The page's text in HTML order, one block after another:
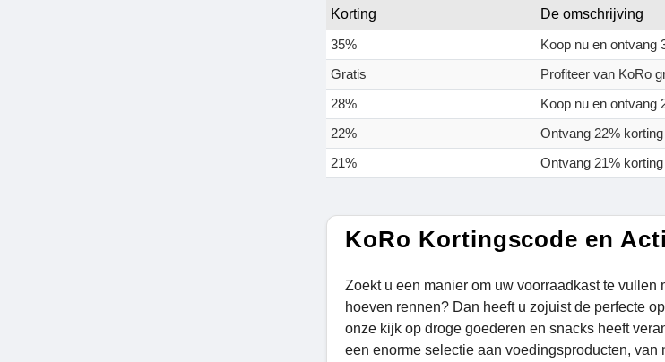
Korting De omschrijving
35%
Koop nu en ontvang
Gratis
Profiteer van KoRo
28%
Koop nu en ontvang
22%
Ontvang 22%
21%
Ontvang 21%
KoRo Kortingscode en
Zoekt u een manier om uw voorraadkast te
hoeven rennen? Dan heeft u zojuist de perfecte
onze kijk op droge goederen en snacks heeft
een enorme selectie aan voedingsproducten,